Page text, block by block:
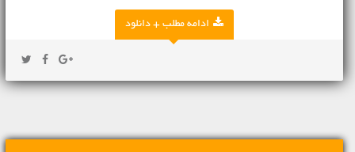
ادامه مطلب + دانلود